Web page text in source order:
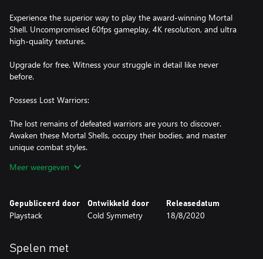
Experience the superior way to play the award-winning Mortal
Shell. Uncompromised 60fps gameplay, 4K resolution, and ultra
high-quality textures.
Upgrade for free. Witness your struggle in detail like never
before.
Possess Lost Warriors:
The lost remains of defeated warriors are yours to discover.
Awaken these Mortal Shells, occupy their bodies, and master
unique combat styles.
Iron Sharpens Iron:
sword only when an opportunity opens.
Face Formidable Foes:
Your path is guarded by adversaries, devoted to inscrutable
gods. Behold creatures both pitiable and grotesque and muster
Meer weergeven
Gepubliceerd door
Playstack
Ontwikkeld door
Cold Symmetry
Releasedatum
18/8/2020
Spelen met